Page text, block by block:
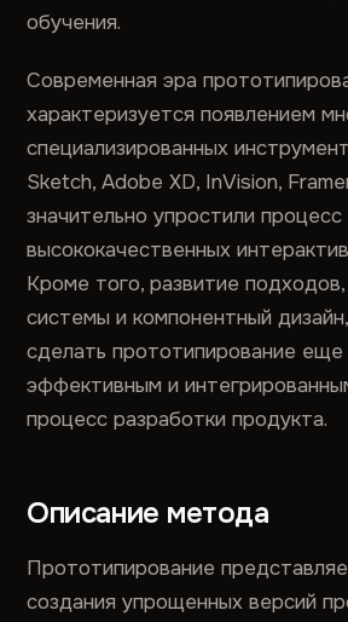
обучения.
Современная эра
характеризуется появлением
специализированных
Sketch, Adobe XD, InVision,
значительно упростили процесс
высококачественных
Кроме того, развитие
системы и компонентный
сделать прототипирование
эффективным и
процесс разработки продукта.
Описание метода
Прототипирование
создания упрощенных версий